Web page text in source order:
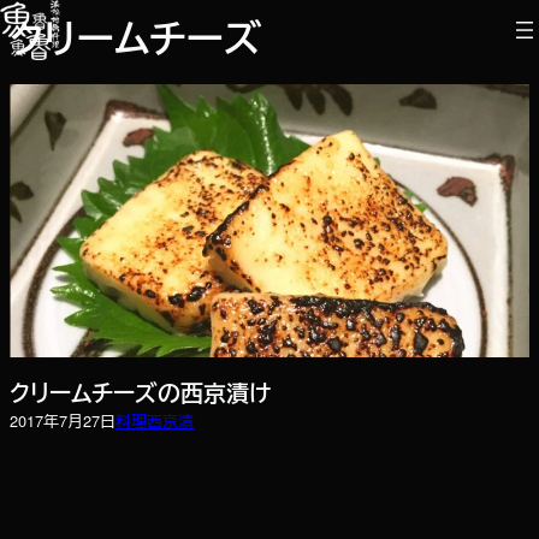
内
容
を
ス
キ
プ
クリームチーズ
クリームチーズの西京漬け
2017年7月27日料理西京漬